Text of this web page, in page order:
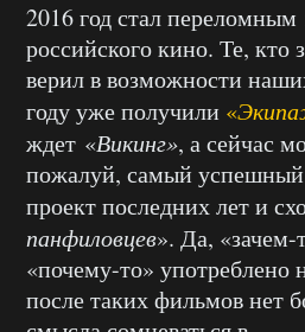
2016 год стал переломным
российского кино. Те, кто
верил в возможности
году уже получили «
ждет «Викинг», а сейчас
пожалуй, самый
проект последних лет и
панфиловцев». Да, «зачем-
«почему-то» употреблено
после таких фильмов нет